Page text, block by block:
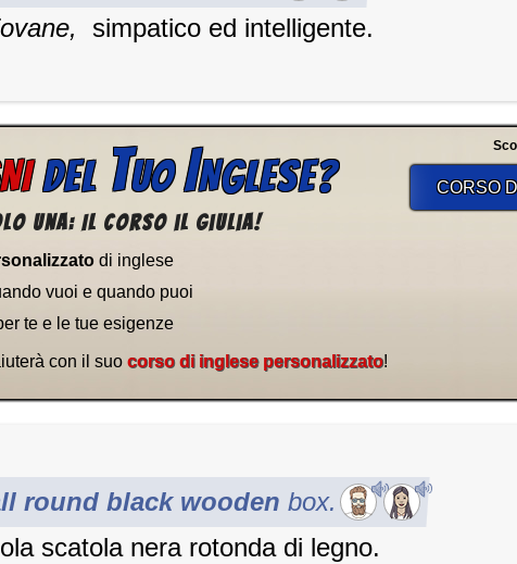
, simpatico ed intelligente.
DEL TUOINGLESE?
una: Il corso il Giulia!
di inglese
vuoi e quando puoi
te e le tue esigenze
con il suo corso di inglese personalizzato!
CORSO
round black wooden box.
scatola nera rotonda di legno.